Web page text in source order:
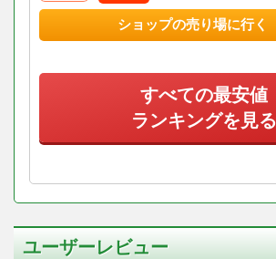
ショップの売り場に行く
すべての最安値
ランキングを見る
ユーザーレビュー